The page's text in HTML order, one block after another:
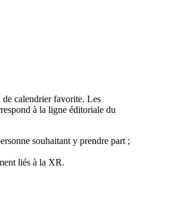
calendrier favorite. Les
à la ligne éditoriale du
souhaitant y prendre part ;
liés à la XR.